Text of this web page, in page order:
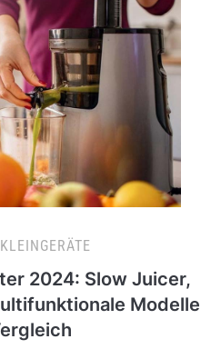
2024: Slow Juicer,
Modelle